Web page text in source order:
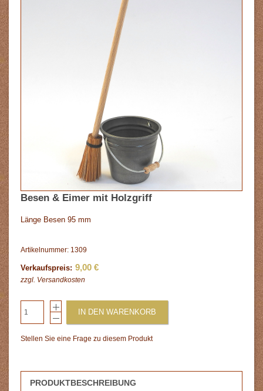
Besen & Eimer mit Holzgriff
Länge Besen 95 mm
Artikelnummer: 1309
Verkaufspreis: 9,00 €
zzgl. Versandkosten
IN DEN WARENKORB
Stellen Sie eine Frage zu diesem Produkt
PRODUKTBESCHREIBUNG